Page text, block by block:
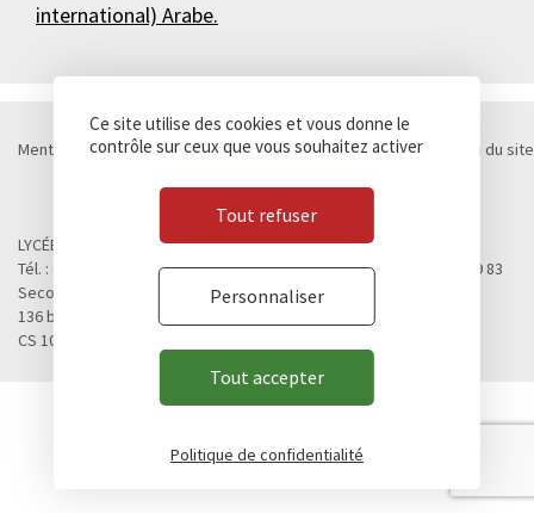
international) Arabe.
Mentions légales Politique de confidentialité Cookies
Plan du site
LYCÉE CHATEAUBRIAND
Tél. : 02 99 28 19 00 / Fax. : 02 99 28 19 05 / Vie scolaire : 02 99 28 19 83
Second cycle, Abibac, Classes préparatoires
136 boulevard de Vitré
CS 10637 - 35706 RENNES Cedex 7
Ce site utilise des cookies et vous donne le
contrôle sur ceux que vous souhaitez activer
Tout accepter
Tout refuser
Personnaliser
Politique de confidentialité